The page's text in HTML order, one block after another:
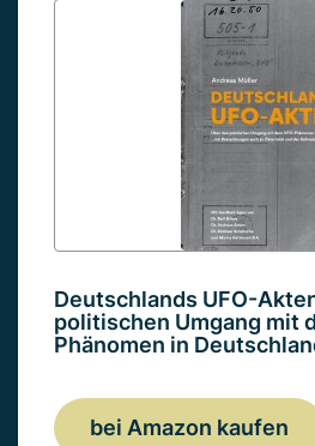
Deutschlands UFO-
politischen Umgang mit
Phänomen in
bei Amazon kaufen